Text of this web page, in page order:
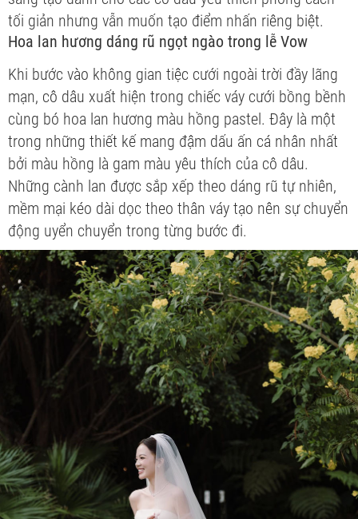
tối giản nhưng vẫn muốn tạo điểm nhấn riêng biệt.
Hoa lan hương dáng rũ ngọt ngào trong lễ Vow
Khi bước vào không gian tiệc cưới ngoài trời đầy lãng
mạn, cô dâu xuất hiện trong chiếc váy cưới bồng bềnh
cùng bó hoa lan hương màu hồng pastel. Đây là một
trong những thiết kế mang đậm dấu ấn cá nhân nhất
bởi màu hồng là gam màu yêu thích của cô dâu.
Những cành lan được sắp xếp theo dáng rũ tự nhiên,
mềm mại kéo dài dọc theo thân váy tạo nên sự chuyển
động uyển chuyển trong từng bước đi.